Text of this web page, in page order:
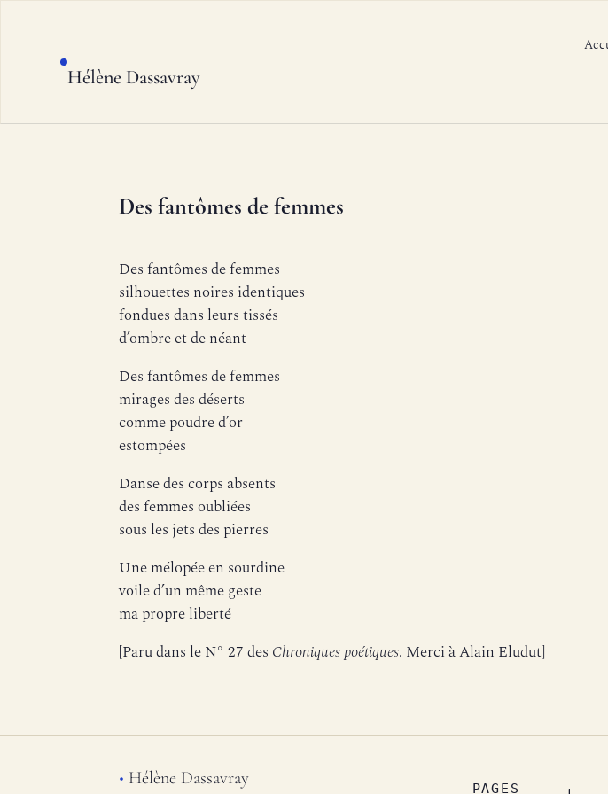
Hélène Dassavray
Des fantômes de femmes
Des fantômes de femmes
silhouettes noires identiques
fondues dans leurs tissés
d’ombre et de néant
Des fantômes de femmes
mirages des déserts
comme poudre d’or
estompées
Danse des corps absents
des femmes oubliées
sous les jets des pierres
Une mélopée en sourdine
voile d’un même geste
ma propre liberté
[Paru dans le N° 27 des Chroniques poétiques. Merci à Alain Eludut]
• Hélène Dassavray PAGES